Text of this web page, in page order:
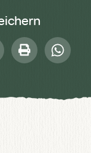
Drucken